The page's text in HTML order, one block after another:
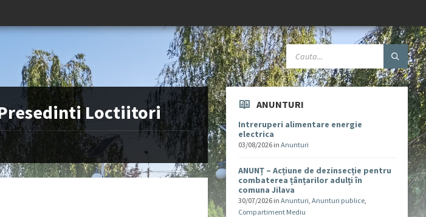
Loctiitori ANUNTURI
Intreruperi alimentare energie
electrica
03/08/2026 inAnunturi
ANUNȚ – Acțiune de dezinsecție pentru
combaterea țânțarilor adulți în
comuna Jilava
30/07/2026 inAnunturi,Anunturi publice,
Compartiment Mediu